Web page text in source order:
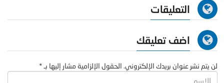
التعليقات
اضف تعليقك
لن يتم نشر عنوان بريدك الإلكتروني. الحقول الإلزامية مشار إليها بـ *